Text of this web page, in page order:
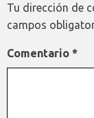
Tu dirección de
campos
Comentario *